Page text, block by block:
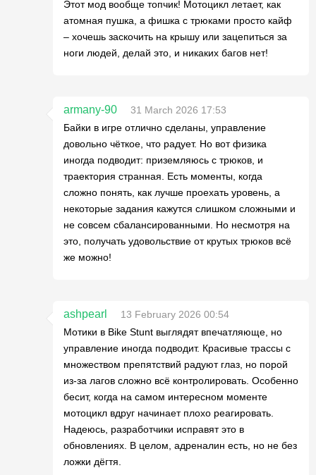
Этот мод вообще топчик! Мотоцикл летает, как
атомная пушка, а фишка с трюками просто кайф
– хочешь заскочить на крышу или зацепиться за
ноги людей, делай это, и никаких багов нет!
armany-90
31 March 2026 17:53
Байки в игре отлично сделаны, управление
довольно чёткое, что радует. Но вот физика
иногда подводит: приземляюсь с трюков, и
траектория странная. Есть моменты, когда
сложно понять, как лучше проехать уровень, а
некоторые задания кажутся слишком сложными и
не совсем сбалансированными. Но несмотря на
это, получать удовольствие от крутых трюков всё
же можно!
ashpearl
13 February 2026 00:54
Мотики в Bike Stunt выглядят впечатляюще, но
управление иногда подводит. Красивые трассы с
множеством препятствий радуют глаз, но порой
из-за лагов сложно всё контролировать. Особенно
бесит, когда на самом интересном моменте
мотоцикл вдруг начинает плохо реагировать.
Надеюсь, разработчики исправят это в
обновлениях. В целом, адреналин есть, но не без
ложки дёгтя.